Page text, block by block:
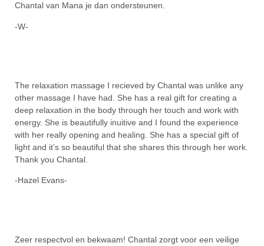
Chantal van Mana je dan ondersteunen.
-W-
The relaxation massage I recieved by Chantal was unlike any
other massage I have had. She has a real gift for creating a
deep relaxation in the body through her touch and work with
energy. She is beautifully inuitive and I found the experience
with her really opening and healing. She has a special gift of
light and it’s so beautiful that she shares this through her work.
Thank you Chantal.
-Hazel Evans-
Zeer respectvol en bekwaam! Chantal zorgt voor een veilige